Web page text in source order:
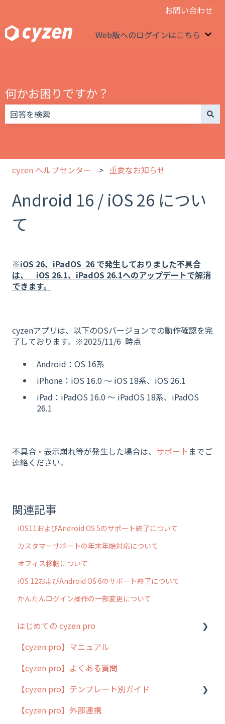
お問い合わせ
Web版へのログインはこちら
何かお困りですか？
cyzen ヘルプセンター 重要なお知らせ
Android 16 / iOS 26 につい
て
※iOS 26、 iPadOS 26 で発生しておりました不具合
は、 iOS 26.1、iPadOS 26.1へのアップデートで解消
できます。
cyzenアプリは、以下のOSバージョンでの動作確認を完
了しております。※2025/11/6 時点
Android：OS 16系
iPhone：iOS 16.0 〜 iOS 18系、iOS 26.1
iPad：iPadOS 16.0 〜 iPadOS 18系、iPadOS
26.1
不具合・表示崩れ等が発生した場合は、 サポート までご
連絡ください。
関連記事
iOS11およびAndroid OS 5のサポート終了について
カスタマーサポートの年末年始対応について
オフィス移転について
iOS 12およびAndroid OS 6のサポート終了について
かんたんログイン操作の一部変更について
はじめての cyzen pro
cyzen pro とは？
簡易マニュアル
cyzen proの位置情報取得について
用語集
【cyzen pro】マニュアル
【cyzen pro】よくある質問
【cyzen pro】テンプレート別ガイド
ポスティング
【cyzen pro】外部連携